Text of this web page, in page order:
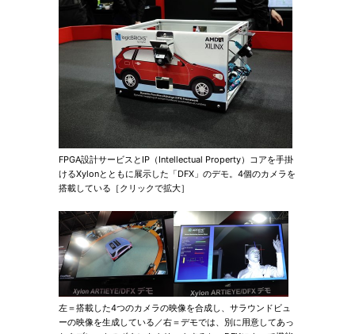
FPGA設計サービスとIP（Intellectual Property）コアを手掛
けるXylonとともに展示した「DFX」のデモ。4個のカメラを
搭載している［クリックで拡大］
左＝搭載した4つのカメラの映像を合成し、サラウンドビュ
ーの映像を生成している／右＝デモでは、別に用意してあっ